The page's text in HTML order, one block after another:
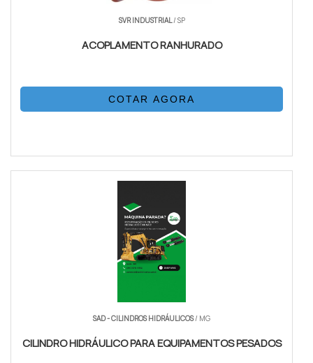
SVR INDUSTRIAL/ SP
ACOPLAMENTO RANHURADO
COTAR AGORA
SAD - CILINDROS HIDRÁULICOS/ MG
CILINDRO HIDRÁULICO PARA EQUIPAMENTOS PESADOS